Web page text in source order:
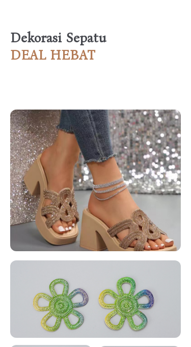
Dekorasi Sepatu
DEAL HEBAT